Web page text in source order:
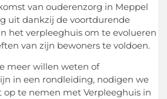
van ouderenzorg in Meppel
uit dankzij de voortdurende
het verpleeghuis om te evolueren
van zijn bewoners te voldoen.
meer willen weten of
in een rondleiding, nodigen we
op te nemen met Verpleeghuis in